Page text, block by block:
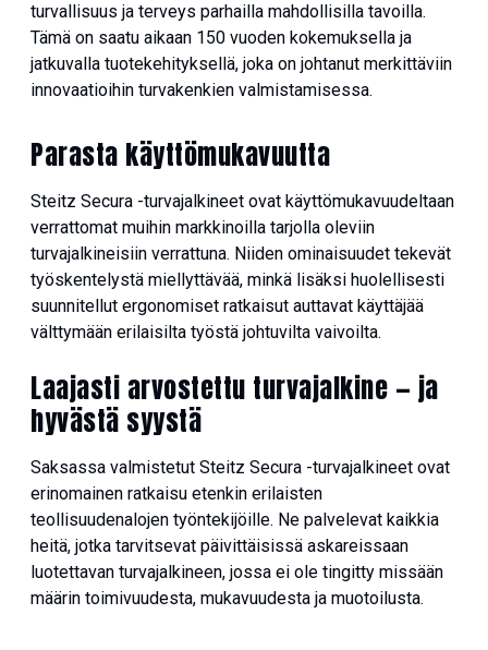
turvallisuus ja terveys parhailla mahdollisilla tavoilla.
Tämä on saatu aikaan 150 vuoden kokemuksella ja
jatkuvalla tuotekehityksellä, joka on johtanut merkittäviin
innovaatioihin turvakenkien valmistamisessa.
Parasta käyttömukavuutta
Steitz Secura -turvajalkineet ovat käyttömukavuudeltaan
verrattomat muihin markkinoilla tarjolla oleviin
turvajalkineisiin verrattuna. Niiden ominaisuudet tekevät
työskentelystä miellyttävää, minkä lisäksi huolellisesti
suunnitellut ergonomiset ratkaisut auttavat käyttäjää
välttymään erilaisilta työstä johtuvilta vaivoilta.
Laajasti arvostettu turvajalkine — ja
hyvästä syystä
Saksassa valmistetut Steitz Secura -turvajalkineet ovat
erinomainen ratkaisu etenkin erilaisten
teollisuudenalojen työntekijöille. Ne palvelevat kaikkia
heitä, jotka tarvitsevat päivittäisissä askareissaan
luotettavan turvajalkineen, jossa ei ole tingitty missään
määrin toimivuudesta, mukavuudesta ja muotoilusta.